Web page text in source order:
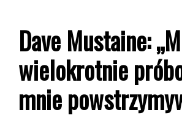
Dave Mustaine:
wielokrotnie
mnie